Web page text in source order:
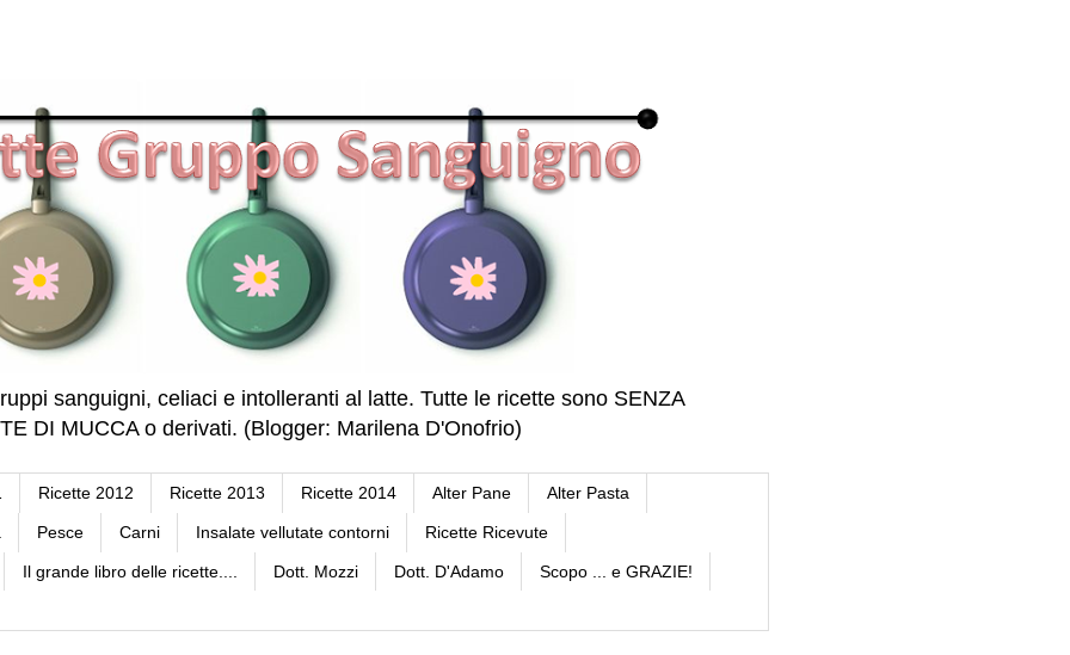
sanguigni, celiaci e intolleranti al latte. Tutte le ricette sono SENZA
DI MUCCA o derivati. (Blogger: Marilena D'Onofrio)
Ricette 2012 Ricette 2013 Ricette 2014 Alter Pane Alter Pasta
Pesce Carni Insalate vellutate contorni Ricette Ricevute
Il grande libro delle ricette.... Dott. Mozzi Dott. D'Adamo Scopo ... e GRAZIE!